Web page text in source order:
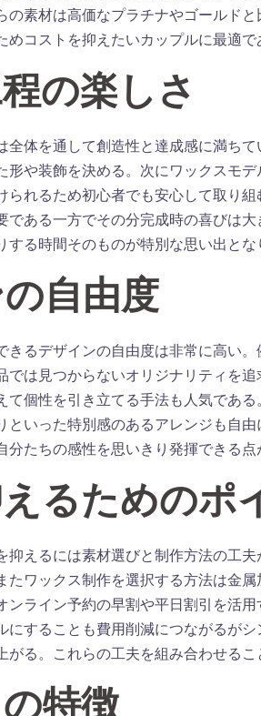
の素材は高価なプラチナやゴールド
コストを抑えたいカップルに最適で
の楽しさ
全体を通して創造性と達成感に満ち
形や装飾を決める。次にワックスモ
られるため初心者でも安心して取り
である一方でその分完成時の喜びは
する時間そのものが特別な思い出とな
自由度
きるデザインの自由度は非常に高い
では見つからないオリジナリティを
て個性を引き立てる手法も人気であ
といった特別感のあるアレンジも自
分たちの感性を思いきり発揮できる点
るためのポ
抑えるには素材選びと制作方法の工
たワックス制作を選択する方法は金
ンライン予約の早割や平日割引を活
にすることも費用削減につながるが
がる。これらの工夫を組み合わせる
特徴